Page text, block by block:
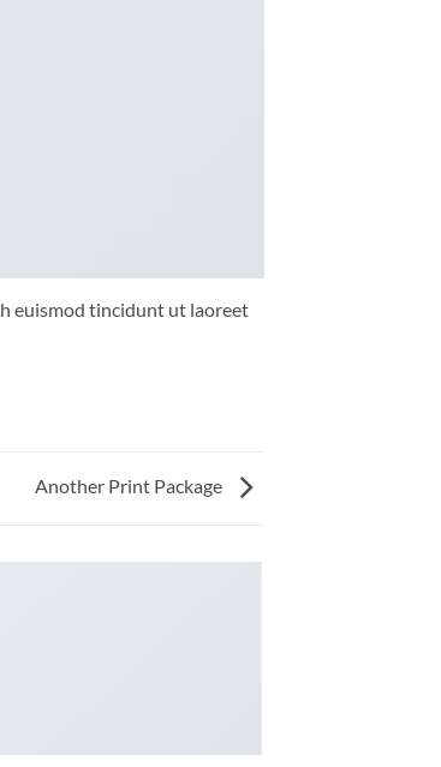
euismod tincidunt ut laoreet
Another Print Package